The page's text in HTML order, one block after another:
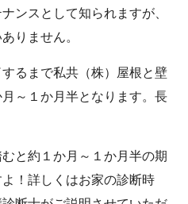
ンスとして知られますが、
ありません。
るまで私共（株）屋根と壁
～１か月半となります。長
と約１か月～１か月半の期
！詳しくはお家の診断時